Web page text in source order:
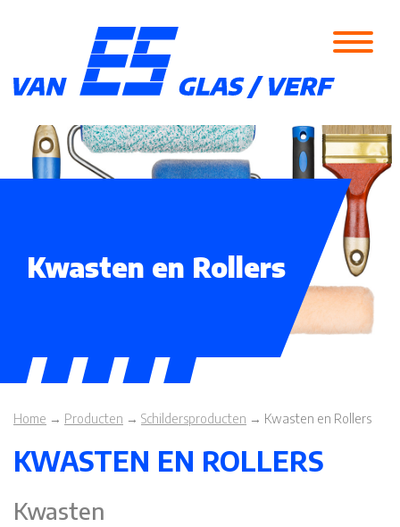
Kwasten en Rollers
Home → Producten → Schildersproducten → Kwasten en Rollers
KWASTEN EN ROLLERS
Kwasten